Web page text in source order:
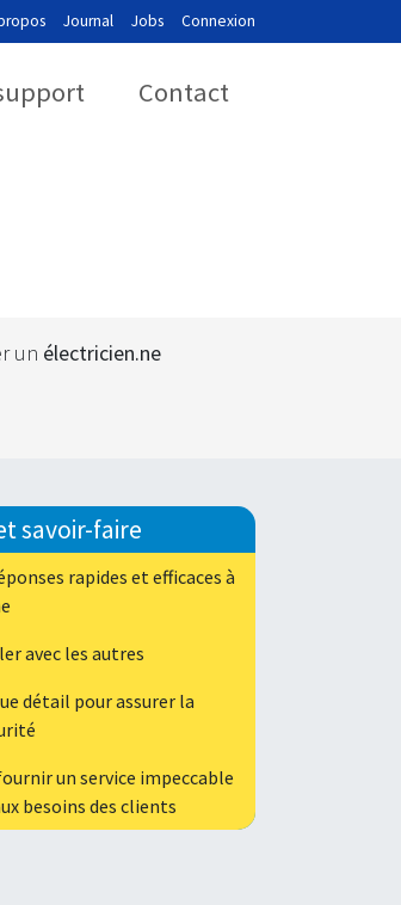
Journal Jobs Connexion
Contact
un électricien.ne​
savoir-faire
rapides et efficaces à
avec les autres
détail pour assurer la
un service impeccable
besoins des clients